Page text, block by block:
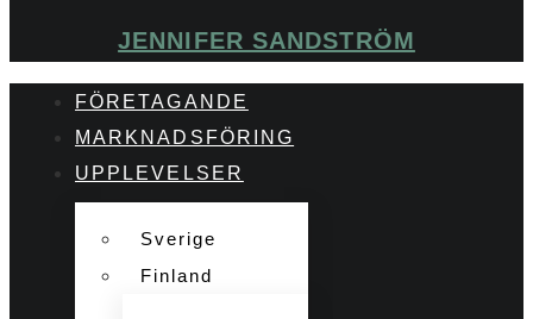
JENNIFER SANDSTRÖM
FÖRETAGANDE
MARKNADSFÖRING
UPPLEVELSER
Sverige
Finland